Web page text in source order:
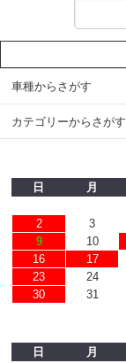
車種からさがす
カテゴリーからさがす
日
月
2
3
9
10
16
17
23
24
30
31
日
月